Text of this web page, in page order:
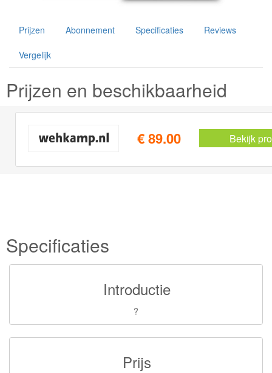
Prijzen Abonnement Specificaties Reviews
Vergelijk
Prijzen en beschikbaarheid
€ 89.00 Bekijk
Specificaties
Introductie
?
Prijs